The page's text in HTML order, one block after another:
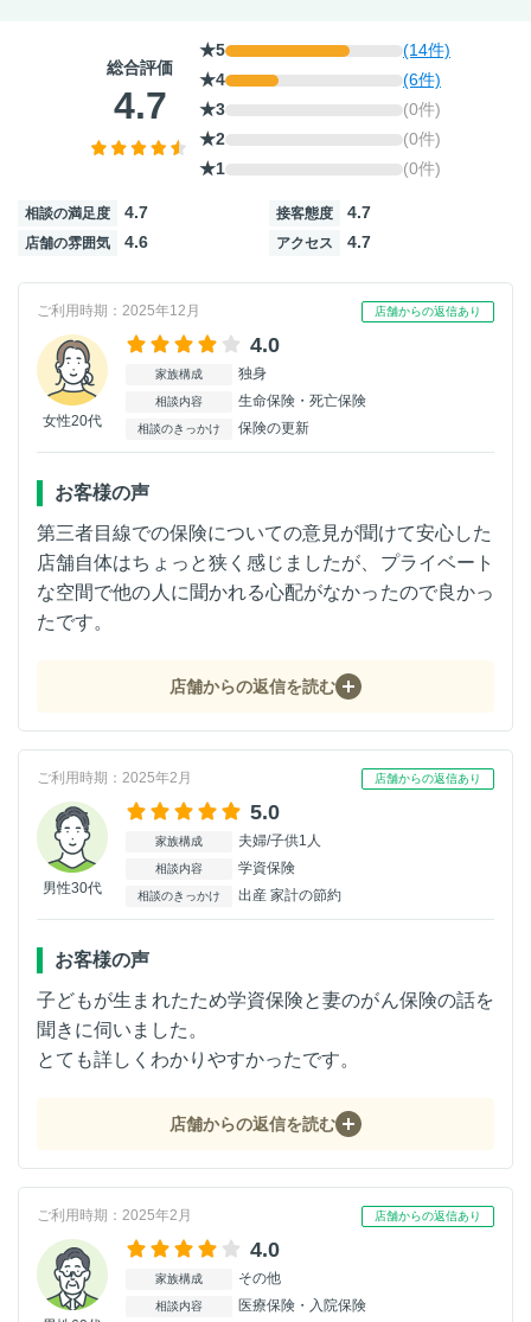
総合評価
4.7
★5
(14件)
★4
(6件)
★3
(0件)
★2
(0件)
★1
(0件)
相談の満足度 4.7 接客態度 4.7
店舗の雰囲気 4.6 アクセス 4.7
ご利用時期：2025年12月 店舗からの返信あり
女性20代
4.0
家族構成 独身
相談内容 生命保険・死亡保険
相談のきっかけ 保険の更新
お客様の声
第三者目線での保険についての意見が聞けて安心した
店舗自体はちょっと狭く感じましたが、プライベート
な空間で他の人に聞かれる心配がなかったので良かっ
たです。
店舗からの返信を読む
ご利用時期：2025年2月 店舗からの返信あり
男性30代
5.0
家族構成 夫婦/子供1人
相談内容 学資保険
相談のきっかけ 出産 家計の節約
お客様の声
子どもが生まれたため学資保険と妻のがん保険の話を
聞きに伺いました。
とても詳しくわかりやすかったです。
店舗からの返信を読む
ご利用時期：2025年2月 店舗からの返信あり
4.0
家族構成 その他
相談内容 医療保険・入院保険